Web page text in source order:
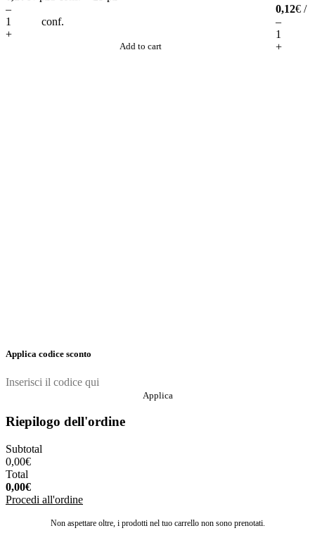
–
conf.
+
Add to cart
0,12€ /
–
+
Applica codice sconto
Applica
Riepilogo dell'ordine
Subtotal
0,00€
Total
0,00€
Procedi all'ordine
Non aspettare oltre, i prodotti nel tuo carrello non sono prenotati.